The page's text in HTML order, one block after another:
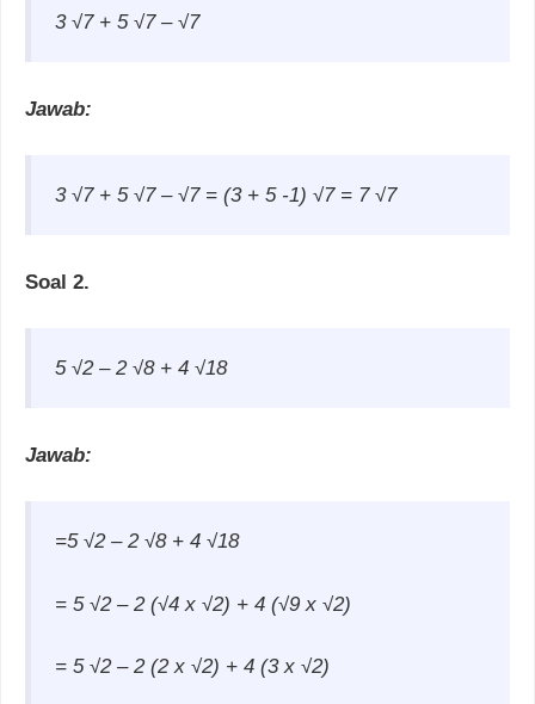
3 √7 + 5 √7 – √7
Jawab:
3 √7 + 5 √7 – √7 = (3 + 5 -1) √7 = 7 √7
Soal 2.
5 √2 – 2 √8 + 4 √18
Jawab:
=5 √2 – 2 √8 + 4 √18
= 5 √2 – 2 (√4 x √2) + 4 (√9 x √2)
= 5 √2 – 2 (2 x √2) + 4 (3 x √2)